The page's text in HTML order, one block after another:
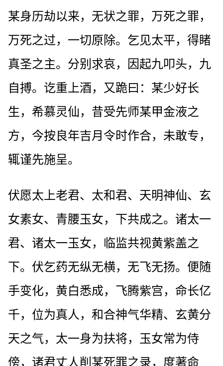
某身历劫以来，无状之罪，万死之罪，
万死之过，一切原除。乞见太平，得睹
真圣之主。分别求哀，因起九叩头，九
自搏。讫重上酒，又跪曰：某少好长
生，希慕灵仙，昔受先师某甲金液之
方，今按良年吉月令时作合，未敢专，
辄谨先施呈。
伏愿太上老君、太和君、天明神仙、玄
女素女、青腰玉女，下共成之。诸太一
君、诸太一玉女，临监共视黄紫盖之
下。伏乞药无纵无横，无飞无扬。便随
手变化，黄白悉成，飞腾紫宫，命长亿
千，位为真人，和合神气华精、玄黄分
天之气，太一身为扶将，玉女常为侍
傍，诸君丈人削某死罪之录，度著命